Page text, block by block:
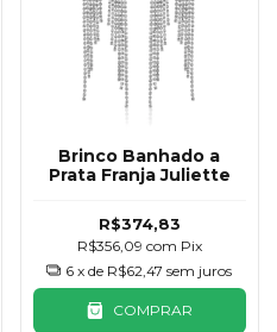
Brinco Banhado a
Prata Franja Juliette
R$374,83
R$356,09 com Pix
6 x de R$62,47 sem juros
COMPRAR